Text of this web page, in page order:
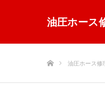
油圧ホース
油圧ホース修